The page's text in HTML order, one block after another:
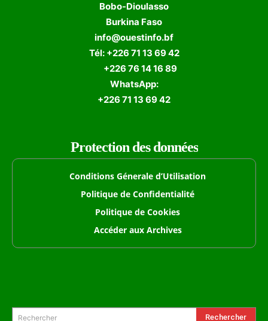
Bobo-Dioulasso
Burkina Faso
info@ouestinfo.bf
Tél: +226 71 13 69 42
+226 76 14 16 89
WhatsApp:
+226 71 13 69 42
Protection des données
Conditions Génerale d’Utilisation
Politique de Confidentialité
Politique de Cookies
Accéder aux Archives
Rechercher Rechercher